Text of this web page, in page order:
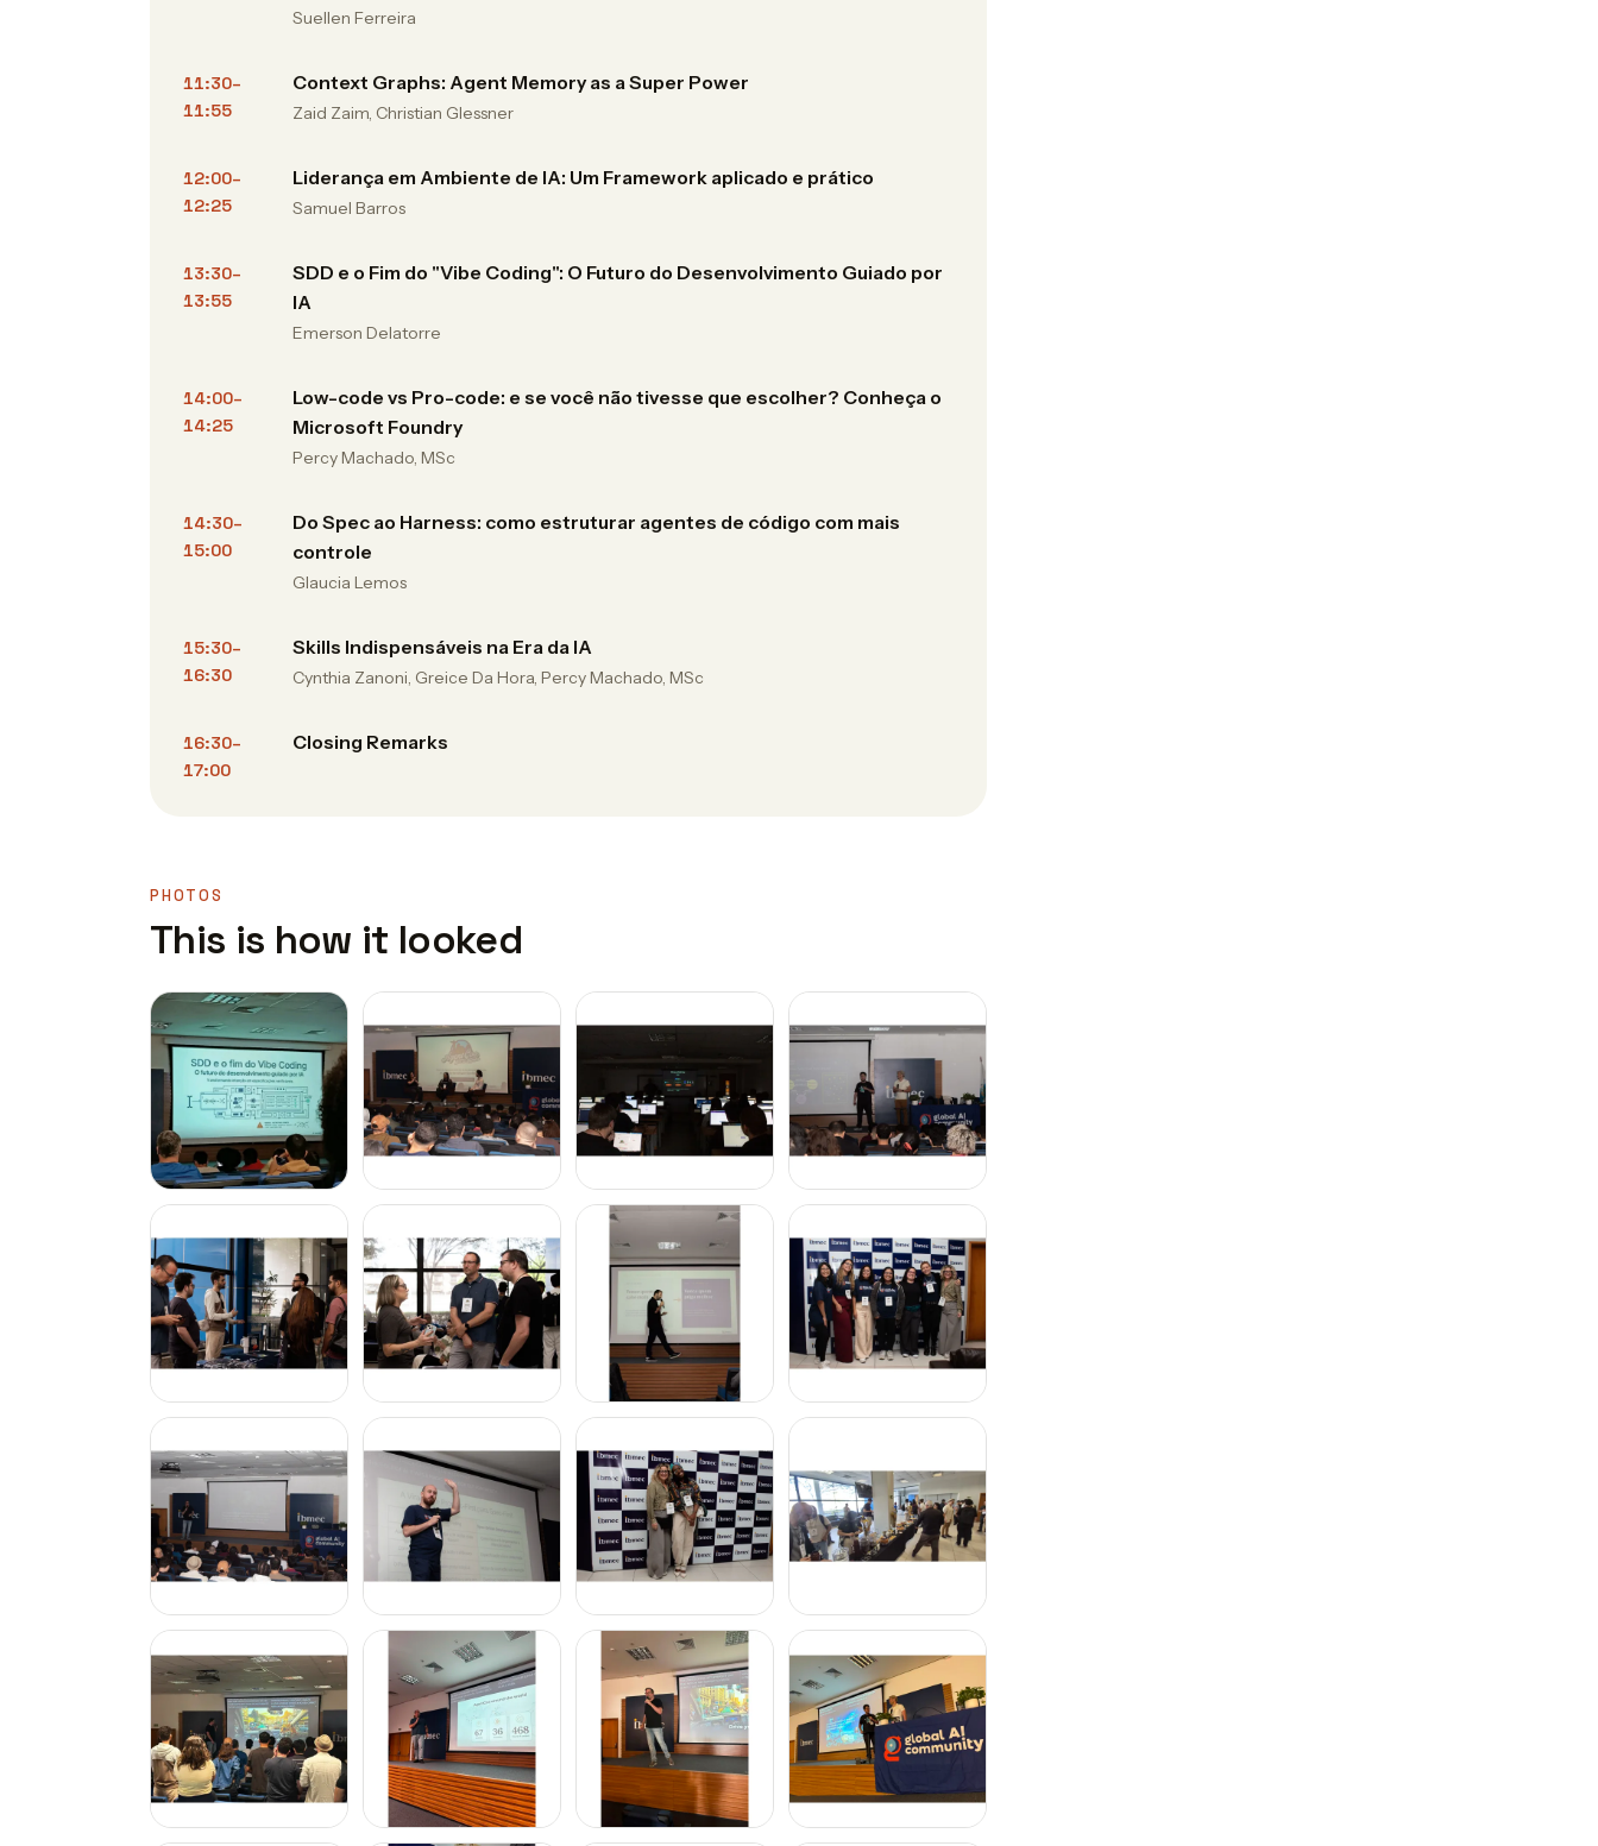
Suellen Ferreira
11:30–
11:55
Context Graphs: Agent Memory as a Super Power
Zaid Zaim, Christian Glessner
12:00–
12:25
Liderança em Ambiente de IA: Um Framework aplicado e prático
Samuel Barros
13:30–
13:55
SDD e o Fim do "Vibe Coding": O Futuro do Desenvolvimento Guiado por
IA
Emerson Delatorre
14:00–
14:25
Low-code vs Pro-code: e se você não tivesse que escolher? Conheça o
Microsoft Foundry
Percy Machado, MSc
14:30–
15:00
Do Spec ao Harness: como estruturar agentes de código com mais
controle
Glaucia Lemos
15:30–
16:30
Skills Indispensáveis na Era da IA
Cynthia Zanoni, Greice Da Hora, Percy Machado, MSc
16:30–
17:00
Closing Remarks
PHOTOS
This is how it looked